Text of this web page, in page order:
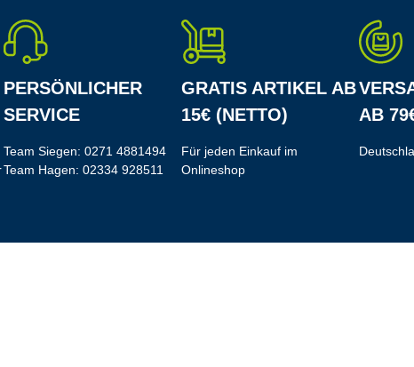
PERSÖNLICHER
SERVICE
Team Siegen: 0271 4881494
Team Hagen: 02334 928511
GRATIS ARTIKEL AB
15€ (NETTO)
Für jeden Einkauf im
Onlineshop
AB